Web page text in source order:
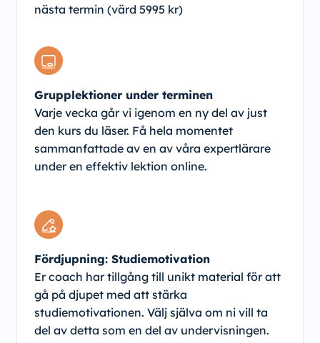
nästa termin (värd 5995 kr)
Grupplektioner under terminen
Varje vecka går vi igenom en ny del av just
den kurs du läser. Få hela momentet
sammanfattade av en av våra expertlärare
under en effektiv lektion online.
Fördjupning: Studiemotivation
Er coach har tillgång till unikt material för att
gå på djupet med att stärka
studiemotivationen. Välj själva om ni vill ta
del av detta som en del av undervisningen.